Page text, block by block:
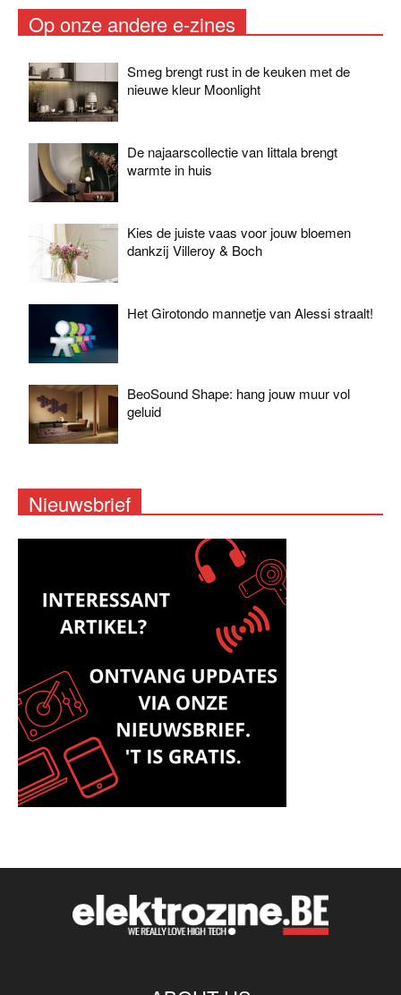
Op onze andere e-zines
Smeg brengt rust in de keuken met de
nieuwe kleur Moonlight
De najaarscollectie van Iittala brengt
warmte in huis
Kies de juiste vaas voor jouw bloemen
dankzij Villeroy & Boch
Het Girotondo mannetje van Alessi straalt!
BeoSound Shape: hang jouw muur vol
geluid
Nieuwsbrief